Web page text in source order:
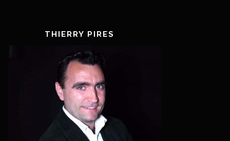
THIERRY PIRES